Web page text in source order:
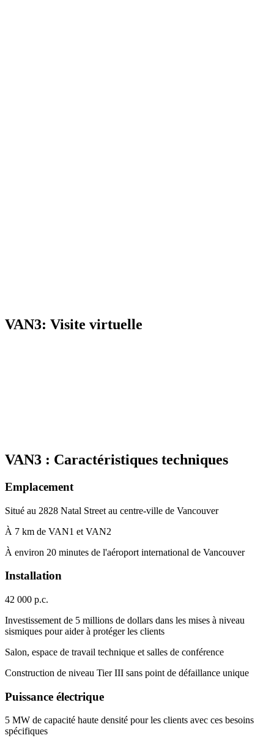
VAN3: Visite virtuelle
VAN3 : Caractéristiques techniques
Emplacement
Situé au 2828 Natal Street au centre-ville de Vancouver
À 7 km de VAN1 et VAN2
À environ 20 minutes de l'aéroport international de Vancouver
Installation
42 000 p.c.
Investissement de 5 millions de dollars dans les mises à niveau
sismiques pour aider à protéger les clients
Salon, espace de travail technique et salles de conférence
Construction de niveau Tier III sans point de défaillance unique
Puissance électrique
5 MW de capacité haute densité pour les clients avec ces besoins
spécifiques